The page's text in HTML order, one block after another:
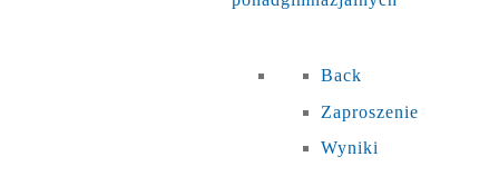
Back
Zaproszenie
Wyniki